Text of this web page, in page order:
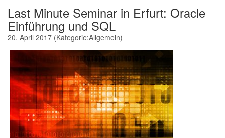
Last Minute Seminar in Erfurt: Oracle
Einführung und SQL
20. April 2017 (Kategorie:Allgemein)